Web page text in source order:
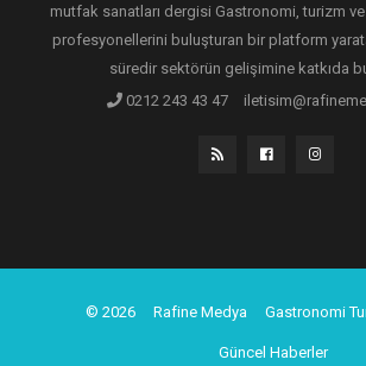
mutfak sanatları dergisi Gastronomi, turizm
profesyonellerini buluşturan bir platform
süredir sektörün gelişimine katkıda
0212 243 43 47
© 2026 Rafine Medya Gastronomi
Güncel Haberler